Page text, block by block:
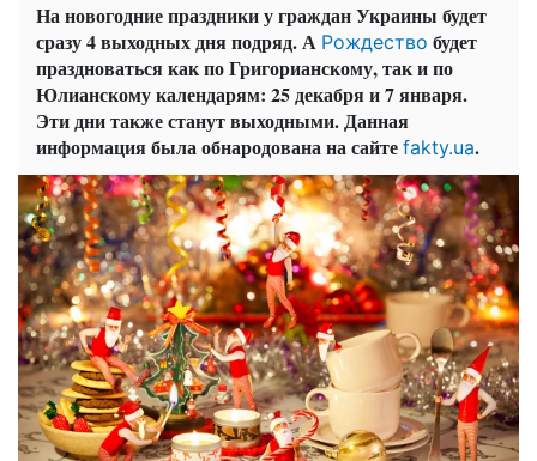
На новогодние праздники у граждан Украины будет
сразу 4 выходных дня подряд. А Рождество будет
праздноваться как по Григорианскому, так и по
Юлианскому календарям: 25 декабря и 7 января.
Эти дни также станут выходными. Данная
информация была обнародована на сайте fakty.ua.